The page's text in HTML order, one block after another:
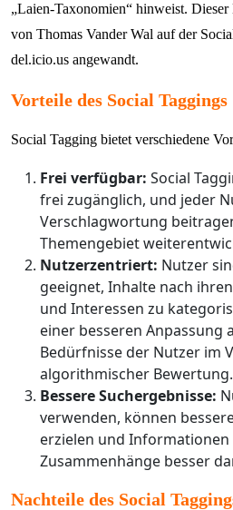
„Laien-Taxonomien“ hinweist.
von Thomas Vander Wal auf der
del.icio.us angewandt.
Vorteile des Social Taggings
Social Tagging bietet verschiedene
Frei verfügbar: Social
frei zugänglich, und jeder
Verschlagwortung
Themengebiet
Nutzerzentriert: Nutzer
geeignet, Inhalte nach
und Interessen zu
einer besseren Anpassung
Bedürfnisse der Nutzer im
algorithmischer Bewertung.
Bessere Suchergebnisse:
verwenden, können
erzielen und Informationen
Zusammenhänge besser
Nachteile des Social